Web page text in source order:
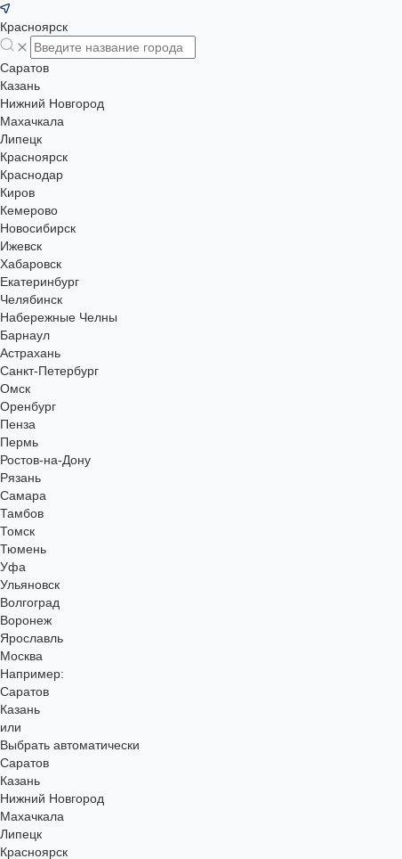
Красноярск
Саратов
Казань
Нижний Новгород
Махачкала
Липецк
Красноярск
Краснодар
Киров
Кемерово
Новосибирск
Ижевск
Хабаровск
Екатеринбург
Челябинск
Набережные Челны
Барнаул
Астрахань
Санкт-Петербург
Омск
Оренбург
Пенза
Пермь
Ростов-на-Дону
Рязань
Самара
Тамбов
Томск
Тюмень
Уфа
Ульяновск
Волгоград
Воронеж
Ярославль
Москва
Например:
Саратов
Казань
или
Выбрать автоматически
Саратов
Казань
Нижний Новгород
Махачкала
Липецк
Красноярск